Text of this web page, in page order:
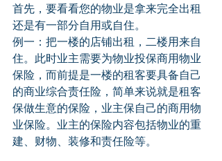
首先，要看看您的物业是拿来完全出租
还是有一部分自用或自住。
例一：把一楼的店铺出租，二楼用来自
住。此时业主需要为物业投保商用物业
保险，而前提是一楼的租客要具备自己
的商业综合责任险，简单来说就是租客
保做生意的保险，业主保自己的商用物
业保险。业主的保险内容包括物业的重
建、财物、装修和责任险等。